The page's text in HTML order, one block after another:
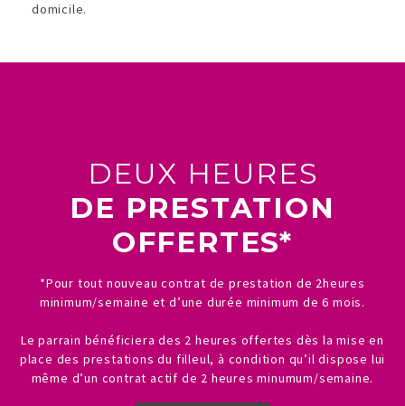
domicile.
DEUX HEURES
DE PRESTATION
OFFERTES*
*Pour tout nouveau contrat de prestation de 2heures
minimum/semaine et d’une durée minimum de 6 mois.
Le parrain bénéficiera des 2 heures offertes dès la mise en
place des prestations du filleul, à condition qu’il dispose lui
même d’un contrat actif de 2 heures minumum/semaine.